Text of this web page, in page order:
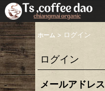
ホーム > ログイン
ログイン
メールアドレス